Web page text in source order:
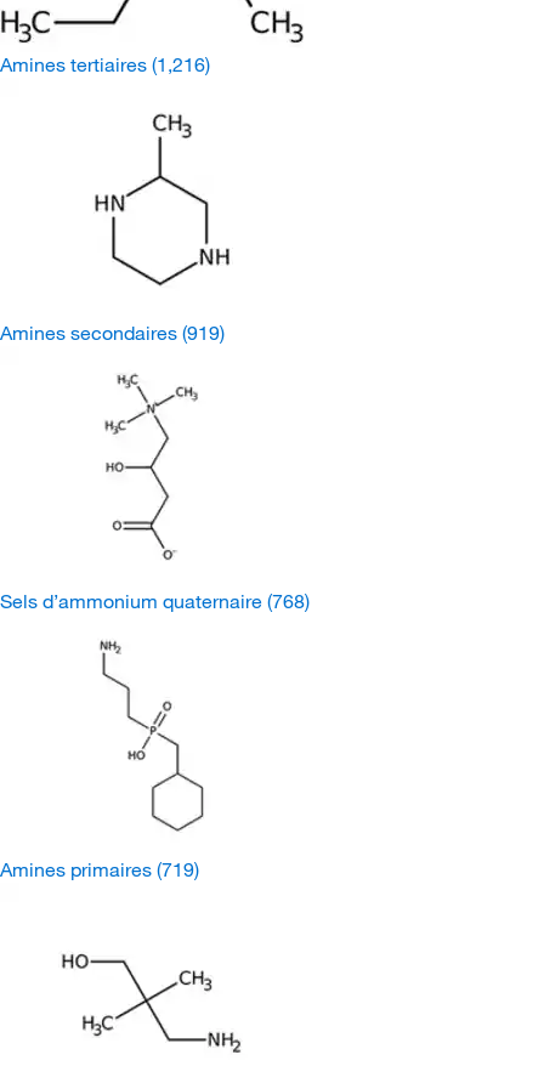
Amines tertiaires (1,216)
Amines secondaires (919)
Sels d’ammonium quaternaire (768)
Amines primaires (719)